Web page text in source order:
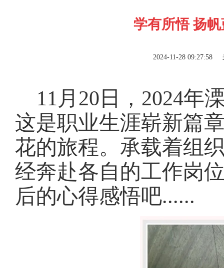
学有所悟 扬
2024-11-28 09:27:58
11月20日，2024年
这是职业生涯崭新篇
花的旅程。承载着组
经奔赴各自的工作岗
后的心得感悟吧......